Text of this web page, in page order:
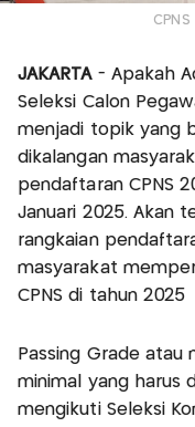
JAKARTA - Apakah
Seleksi Calon
menjadi topik yang
dikalangan
pendaftaran CPNS
Januari 2025. Akan
rangkaian
masyarakat
CPNS di tahun 2025
Passing Grade atau
minimal yang harus
mengikuti Seleksi